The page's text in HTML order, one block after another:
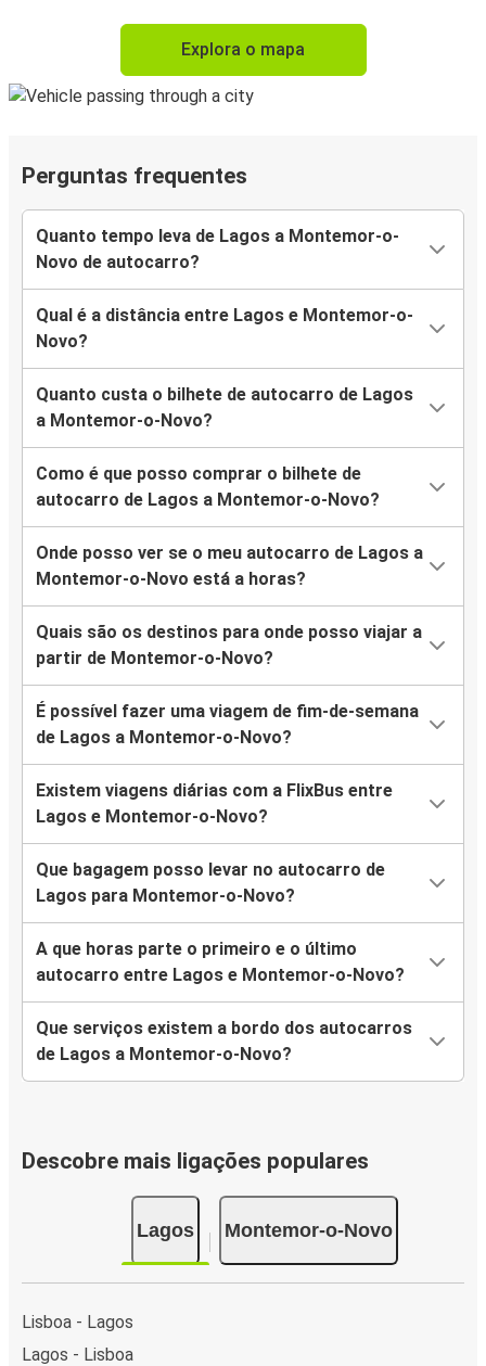
Explora o mapa
Perguntas frequentes
Quanto tempo leva de Lagos a Montemor-o-
Novo de autocarro?
Qual é a distância entre Lagos e Montemor-o-
Novo?
Quanto custa o bilhete de autocarro de Lagos
a Montemor-o-Novo?
Como é que posso comprar o bilhete de
autocarro de Lagos a Montemor-o-Novo?
Onde posso ver se o meu autocarro de Lagos a
Montemor-o-Novo está a horas?
Quais são os destinos para onde posso viajar a
partir de Montemor-o-Novo?
É possível fazer uma viagem de fim-de-semana
de Lagos a Montemor-o-Novo?
Existem viagens diárias com a FlixBus entre
Lagos e Montemor-o-Novo?
Que bagagem posso levar no autocarro de
Lagos para Montemor-o-Novo?
A que horas parte o primeiro e o último
autocarro entre Lagos e Montemor-o-Novo?
Que serviços existem a bordo dos autocarros
de Lagos a Montemor-o-Novo?
Descobre mais ligações populares
Lagos Montemor-o-Novo
Lisboa - Lagos
Lagos - Lisboa